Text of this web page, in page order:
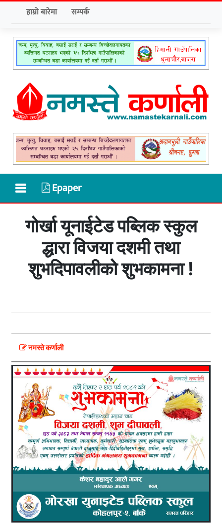
हाम्रो बारेमा सम्पर्क
Epaper
गोर्खा यूनाईटेड पब्लिक स्कुल
द्धारा विजया दशमी तथा
शुभदिपावलीको शुभकामना !
नमस्ते कर्णाली